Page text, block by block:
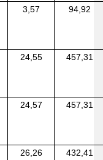
3,57 94,92
24,55 457,31
24,57 457,31
26,26 432,41